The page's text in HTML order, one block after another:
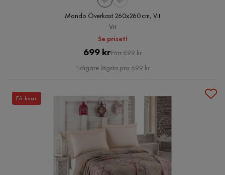
Mondo Överkast 260x260 cm, Vit
Vit
Se priset!
Pris
699 krOriginal
Pris
Förr 899 kr
Tidigare lägsta pris 699 kr
Få kvar